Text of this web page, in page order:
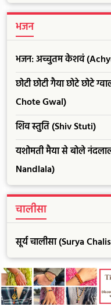
भजन
भजन: अच्चुतम केशवं
छोटी छोटी गैया छोटे छोटे
Chote Gwal)
शिव स्तुति (Shiv Stuti)
यशोमती मैया से बोले
Nandlala)
चालीसा
सूर्य चालीसा (Surya